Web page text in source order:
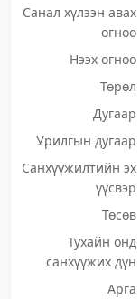
Санал хүлээн авах
огноо
Нээх огноо
Төрөл
Дугаар
Урилгын дугаар
Санхүүжилтийн эх
үүсвэр
Төсөв
Тухайн онд
санхүүжих дүн
Арга